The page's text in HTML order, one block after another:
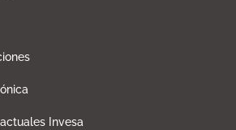
Invesa